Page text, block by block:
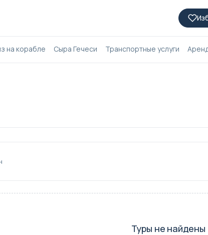
на корабле Сыра Гечеси Транспортные услуги
Туры не найдены